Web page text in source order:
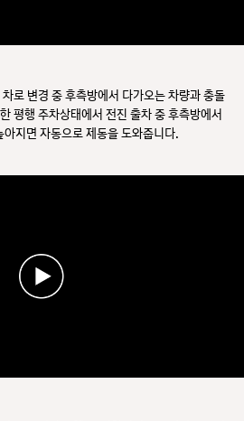
로 변경 중 후측방에서 다가오는 차량과 충돌
평행 주차상태에서 전진 출차 중 후측방에서
지면 자동으로 제동을 도와줍니다.